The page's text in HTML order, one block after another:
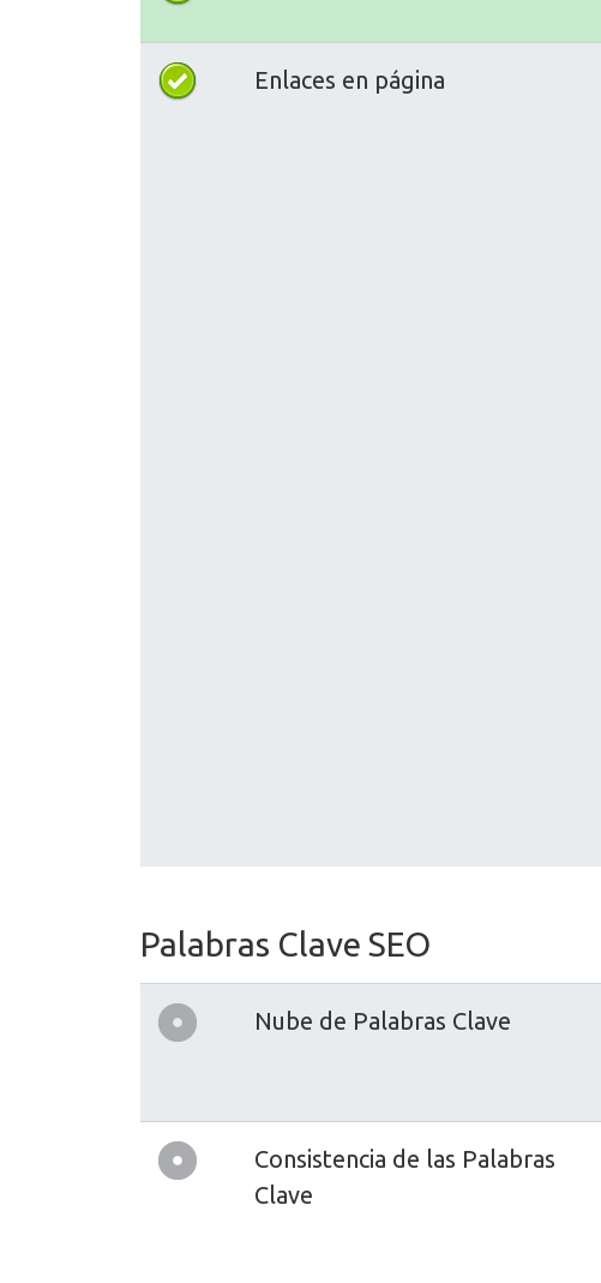
Enlaces en página
Palabras Clave SEO
Nube de Palabras Clave
Consistencia de las Palabras
Clave